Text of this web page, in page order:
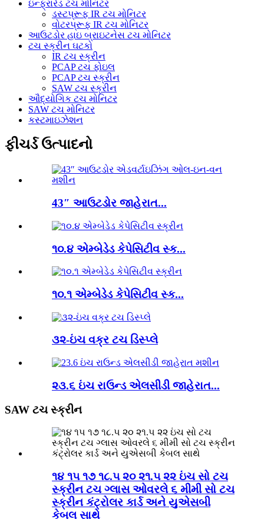
ઇન્ફ્રારેડ ટચ મોનિટર
ડસ્ટપ્રૂફ IR ટચ મોનિટર
વોટરપ્રૂફ IR ટચ મોનિટર
આઉટડોર હાઇ બ્રાઇટનેસ ટચ મોનિટર
ટચ સ્ક્રીન ઘટકો
IR ટચ સ્ક્રીન
PCAP ટચ ફોઇલ
PCAP ટચ સ્ક્રીન
SAW ટચ સ્ક્રીન
ઔદ્યોગિક ટચ મોનિટર
SAW ટચ મોનિટર
કસ્ટમાઇઝેશન
ફીચર્ડ ઉત્પાદનો
43″ આઉટડોર જાહેરાત...
૧૦.૪ એમ્બેડેડ કેપેસિટીવ સ્ક...
૧૦.૧ એમ્બેડેડ કેપેસિટીવ સ્ક...
૩૨-ઇંચ વક્ર ટચ ડિસ્પ્લે
૨૩.૬ ઇંચ રાઉન્ડ એલસીડી જાહેરાત...
SAW ટચ સ્ક્રીન
૧૪ ૧૫ ૧૭ ૧૮.૫ ૨૦ ૨૧.૫ ૨૨ ઇંચ સો ટચ
સ્ક્રીન ટચ ગ્લાસ ઓવરલે ૬ મીમી સો ટચ
સ્ક્રીન કંટ્રોલર કાર્ડ અને યુએસબી
કેબલ સાથે